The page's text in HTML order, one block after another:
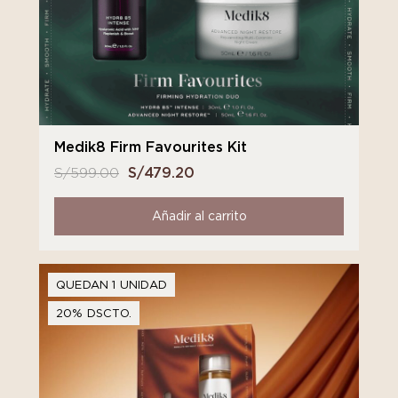
Medik8 Firm Favourites Kit
S/599.00 El
precio
original
era:
S/479.20
precio
actual
es:
Añadir al carrito
QUEDAN 1 UNIDAD
20% DSCTO.